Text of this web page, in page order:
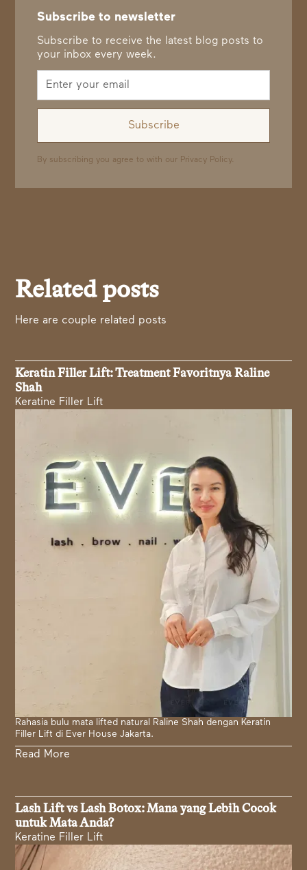
Subscribe to newsletter
Subscribe to receive the latest blog posts to
your inbox every week.
By subscribing you agree to with our Privacy Policy.
Related posts
Here are couple related posts
Keratin Filler Lift: Treatment Favoritnya Raline
Shah
Keratine Filler Lift
Rahasia bulu mata lifted natural Raline Shah dengan Keratin
Filler Lift di Ever House Jakarta.
Read More
Lash Lift vs Lash Botox: Mana yang Lebih Cocok
untuk Mata Anda?
Keratine Filler Lift